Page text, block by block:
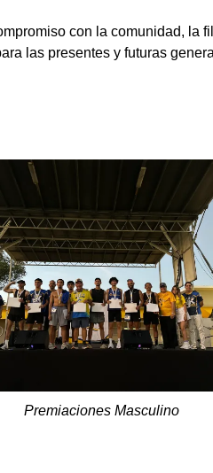
con la comunidad, la
las presentes y futuras
Premiaciones Masculino​​